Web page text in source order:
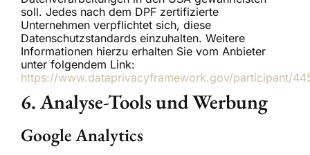
soll. Jedes nach dem DPF zertifizierte
Unternehmen verpflichtet sich, diese
Datenschutzstandards einzuhalten. Weitere
Informationen hierzu erhalten Sie vom Anbieter
unter folgendem Link:
https://www.dataprivacyframework.gov/participant/
6. Analyse-Tools und Werbung
Google Analytics